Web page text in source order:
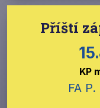
Příští
KP
FA